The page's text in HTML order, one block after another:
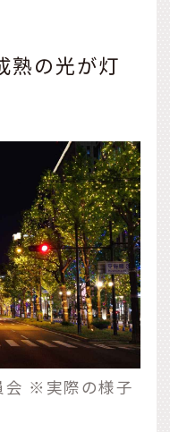
熟の光が灯
会 ※実際の様子